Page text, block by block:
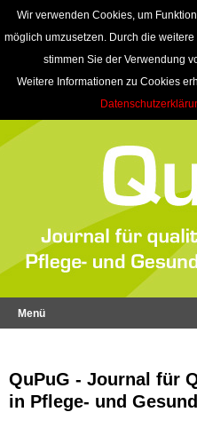
Wir verwenden Cookies, um
möglich umzusetzen. Durch die
stimmen Sie der Verwendung
Weitere Informationen zu Cookies
Menü
QuPuG - Journal für
in Pflege- und